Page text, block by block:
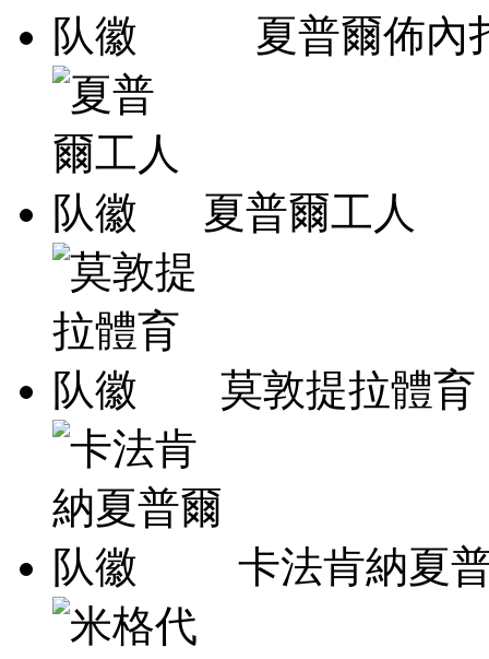
夏普爾佈內
夏普爾工人
莫敦提拉體育
卡法肯納夏